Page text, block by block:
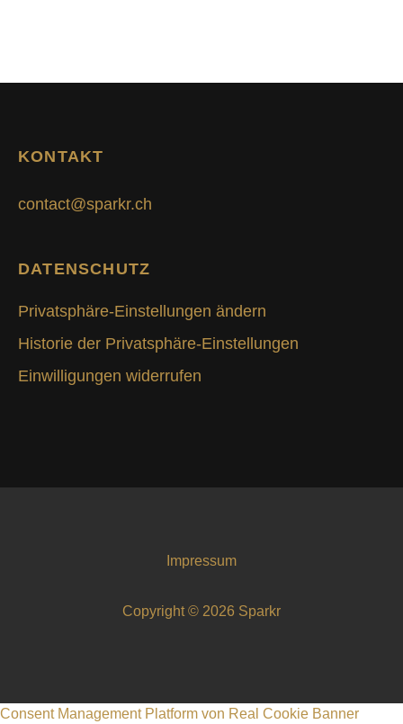
KONTAKT
contact@sparkr.ch
DATENSCHUTZ
Privatsphäre-Einstellungen ändern
Historie der Privatsphäre-Einstellungen
Einwilligungen widerrufen
Impressum
Copyright © 2026 Sparkr
Consent Management Platform von Real Cookie Banner